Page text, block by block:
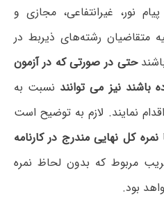
نور، غیرانتفاعی، مجازی و
متقاضیان رشته‌های ذیربط در
حتی در صورتی که در آزمون
نیز می توانند نسبت به
نمایند. لازم به توضیح است
نمره کل نهایی مندرج در کارنامه
مربوط که بدون لحاظ نمره
بود.